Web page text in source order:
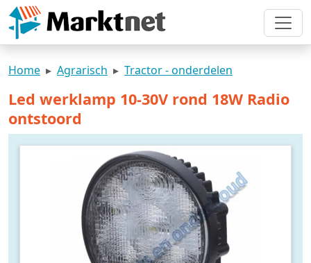
Home Agrarisch Tractor - onderdelen
Led werklamp 10-30V rond 18W Radio
ontstoord